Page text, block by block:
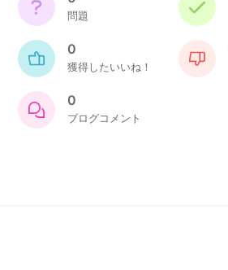
問題
0
獲得したいいね！
0
ブログコメント